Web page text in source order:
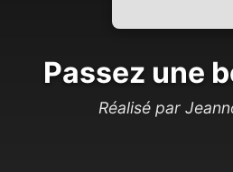
Passez une
Réalisé par